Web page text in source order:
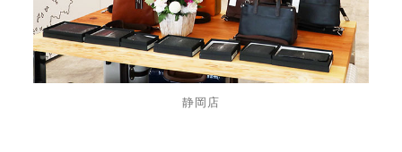
静岡店